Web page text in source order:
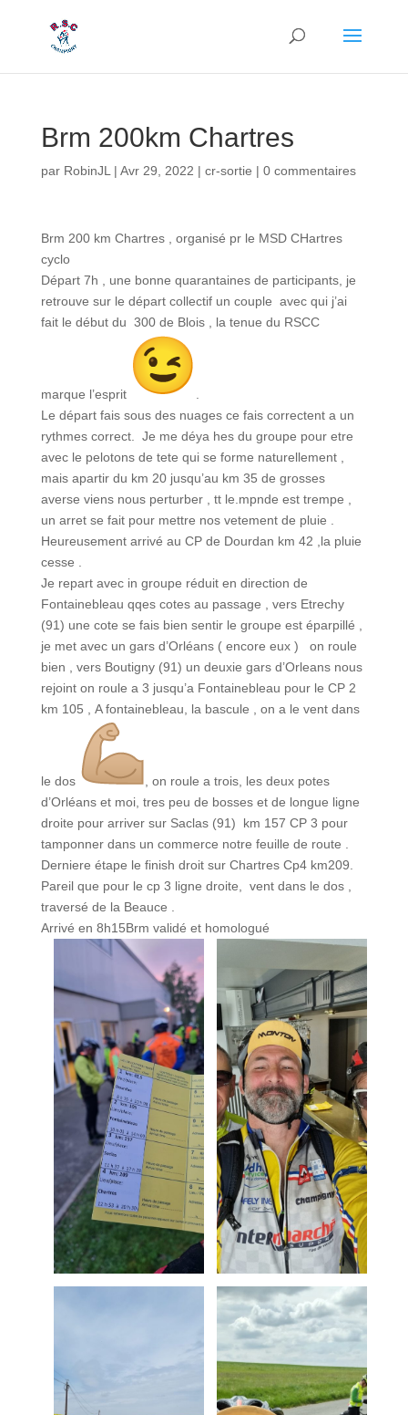
Brm 200km Chartres
par RobinJL | Avr 29, 2022 | cr-sortie | 0 commentaires
Brm 200 km Chartres , organisé pr le MSD CHartres
cyclo
Départ 7h , une bonne quarantaines de participants, je
retrouve sur le départ collectif un couple avec qui j’ai
fait le début du 300 de Blois , la tenue du RSCC
marque l’esprit
Le départ fais sous des nuages ce fais correctent a un
rythmes correct. Je me déya hes du groupe pour etre
avec le pelotons de tete qui se forme naturellement ,
mais apartir du km 20 jusqu’au km 35 de grosses
averse viens nous perturber , tt le.mpnde est trempe ,
un arret se fait pour mettre nos vetement de pluie .
Heureusement arrivé au CP de Dourdan km 42 ,la pluie
cesse .
Je repart avec in groupe réduit en direction de
Fontainebleau qqes cotes au passage , vers Etrechy
(91) une cote se fais bien sentir le groupe est éparpillé ,
je met avec un gars d’Orléans ( encore eux ) on roule
bien , vers Boutigny (91) un deuxie gars d’Orleans nous
rejoint on roule a 3 jusqu’a Fontainebleau pour le CP 2
km 105 , A fontainebleau, la bascule , on a le vent dans
le dos
, on roule a trois, les deux potes
d’Orléans et moi, tres peu de bosses et de longue ligne
droite pour arriver sur Saclas (91) km 157 CP 3 pour
tamponner dans un commerce notre feuille de route .
Derniere étape le finish droit sur Chartres Cp4 km209.
Pareil que pour le cp 3 ligne droite, vent dans le dos ,
traversé de la Beauce .
Arrivé en 8h15Brm validé et homologué